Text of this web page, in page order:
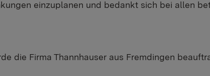
einzuplanen und bedankt sich bei allen
die Firma Thannhauser aus Fremdingen